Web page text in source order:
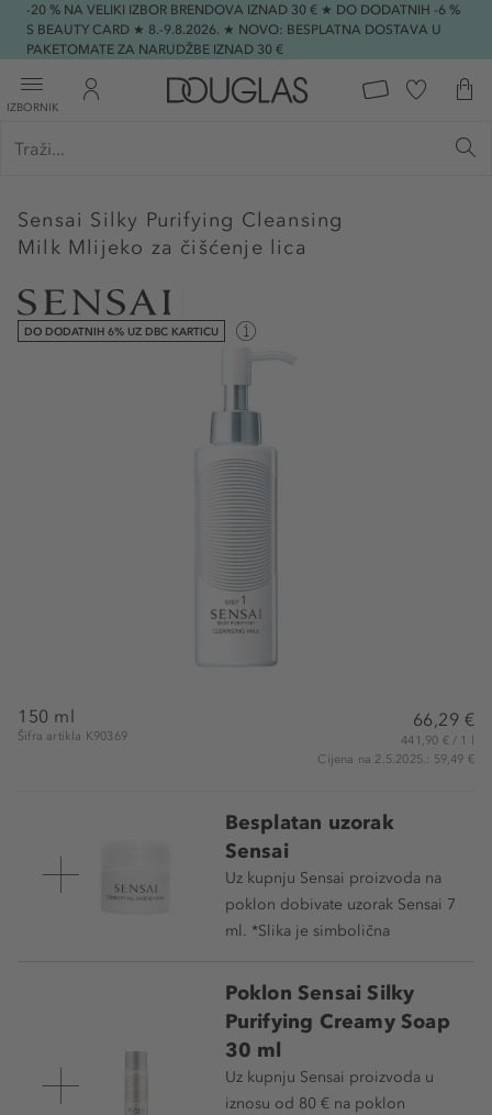
-20 % NA VELIKI IZBOR BRENDOVA IZNAD 30 € ★ DO DODATNIH -6 %
S BEAUTY CARD ★ 8.-9.8.2026. ★ NOVO: BESPLATNA DOSTAVA U
PAKETOMATE ZA NARUDŽBE IZNAD 30 €
IZBORNIK
Sensai Silky Purifying Cleansing
Milk Mlijeko za čišćenje lica
DO DODATNIH 6% UZ DBC KARTICU
150 ml
Šifra artikla K90369
66,29 €
441,90 € / 1 l
Cijena na 2.5.2025.: 59,49 €
Besplatan uzorak
Sensai
Uz kupnju Sensai proizvoda na
poklon dobivate uzorak Sensai 7
ml. *Slika je simbolična
Poklon Sensai Silky
Purifying Creamy Soap
30 ml
Uz kupnju Sensai proizvoda u
iznosu od 80 € na poklon